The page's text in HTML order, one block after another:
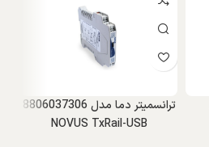
ترانسمیتر دما مدل 8806037306
NOVUS TxRail-USB